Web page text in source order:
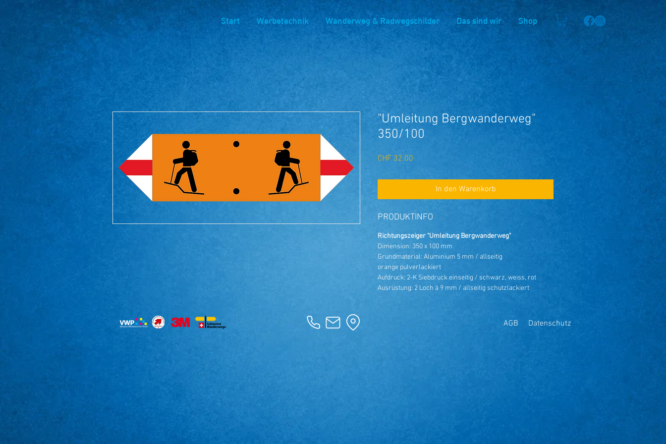
Start Werbetechnik Wanderweg & Radwegschilder Das sind wir Shop
"Umleitung Bergwanderweg"
350/100
CHF 32.00
In den Warenkorb
PRODUKTINFO
Richtungszeiger "Umleitung Bergwanderweg"
Dimension: 350 x 100 mm
Grundmaterial: Aluminium 5 mm / allseitig
orange pulverlackiert
Aufdruck: 2-K Siebdruck einseitig / schwarz, weiss, rot
Ausrüstung: 2 Loch à 9 mm / allseitig schutzlackiert
AGB Datenschutz